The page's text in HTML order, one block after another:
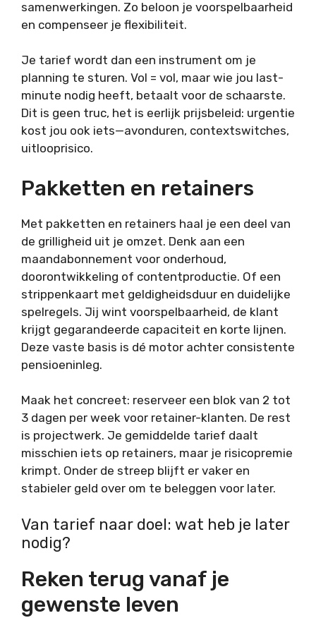
samenwerkingen. Zo beloon je voorspelbaarheid
en compenseer je flexibiliteit.
Je tarief wordt dan een instrument om je
planning te sturen. Vol = vol, maar wie jou last-
minute nodig heeft, betaalt voor de schaarste.
Dit is geen truc, het is eerlijk prijsbeleid: urgentie
kost jou ook iets—avonduren, contextswitches,
uitlooprisico.
Pakketten en retainers
Met pakketten en retainers haal je een deel van
de grilligheid uit je omzet. Denk aan een
maandabonnement voor onderhoud,
doorontwikkeling of contentproductie. Of een
strippenkaart met geldigheidsduur en duidelijke
spelregels. Jij wint voorspelbaarheid, de klant
krijgt gegarandeerde capaciteit en korte lijnen.
Deze vaste basis is dé motor achter consistente
pensioeninleg.
Maak het concreet: reserveer een blok van 2 tot
3 dagen per week voor retainer-klanten. De rest
is projectwerk. Je gemiddelde tarief daalt
misschien iets op retainers, maar je risicopremie
krimpt. Onder de streep blijft er vaker en
stabieler geld over om te beleggen voor later.
Van tarief naar doel: wat heb je later
nodig?
Reken terug vanaf je
gewenste leven